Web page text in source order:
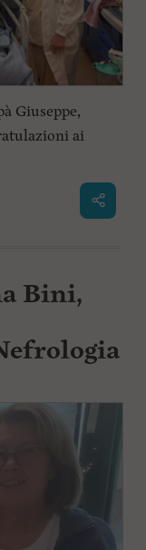
Giuseppe,
ai
Bini,